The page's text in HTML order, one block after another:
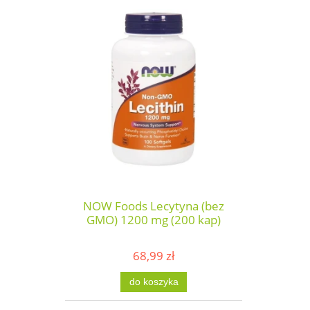
NOW Foods Lecytyna (bez
GMO) 1200 mg (200 kap)
68,99 zł
do koszyka